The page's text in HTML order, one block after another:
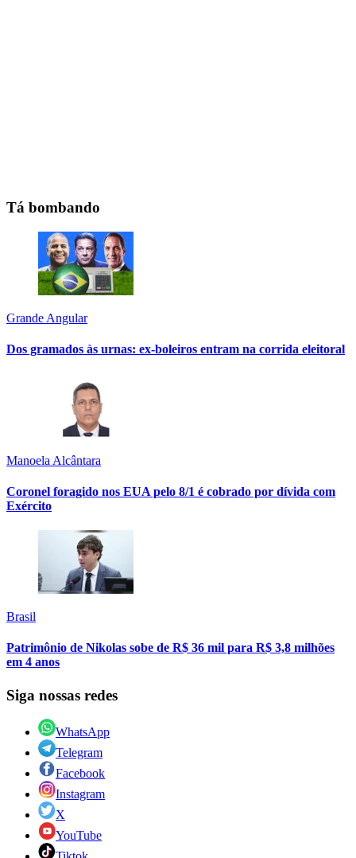
Tá bombando
Grande Angular
Dos gramados às urnas: ex-boleiros entram na corrida eleitoral
Manoela Alcântara
Coronel foragido nos EUA pelo 8/1 é cobrado por dívida com
Exército
Brasil
Patrimônio de Nikolas sobe de R$ 36 mil para R$ 3,8 milhões
em 4 anos
Siga nossas redes
WhatsApp
Telegram
Facebook
Instagram
X
YouTube